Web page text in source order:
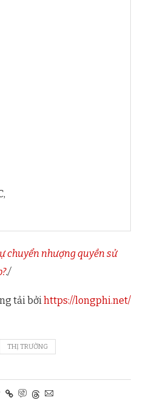
chuyển nhượng quyền sử
./
tải bởi https://longphi.net/
THỊ TRƯỜNG